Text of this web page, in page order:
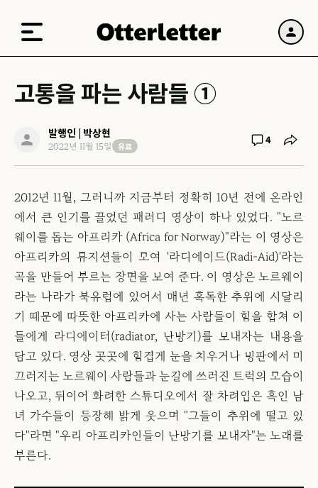
고통을 파는 사람들 ①
발행인 | 박상현
2022년 11월 15일 유료 4
2012년 11월, 그러니까 지금부터 정확히 10년 전에 온라인
에서 큰 인기를 끌었던 패러디 영상이 하나 있었다. "노르
웨이를 돕는 아프리카 (Africa for Norway)"라는 이 영상은
아프리카의 뮤지션들이 모여 '라디에이드(Radi-Aid)'라는
곡을 만들어 부르는 장면을 보여 준다. 이 영상은 노르웨이
라는 나라가 북유럽에 있어서 매년 혹독한 추위에 시달리
기 때문에 따뜻한 아프리카에 사는 사람들이 힘을 합쳐 이
들에게 라디에이터(radiator, 난방기)를 보내자는 내용을
담고 있다. 영상 곳곳에 힘겹게 눈을 치우거나 빙판에서 미
끄러지는 노르웨이 사람들과 눈길에 쓰러진 트럭의 모습이
나오고, 뒤이어 화려한 스튜디오에서 잘 차려입은 흑인 남
녀 가수들이 등장해 밝게 웃으며 "그들이 추위에 떨고 있
다"라면 "우리 아프리카인들이 난방기를 보내자"는 노래를
부른다.